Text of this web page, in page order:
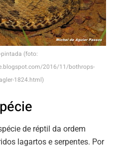
(foto:
2016/11/bothrops-
1824.html)
de réptil da ordem
lagartos e serpentes. Por